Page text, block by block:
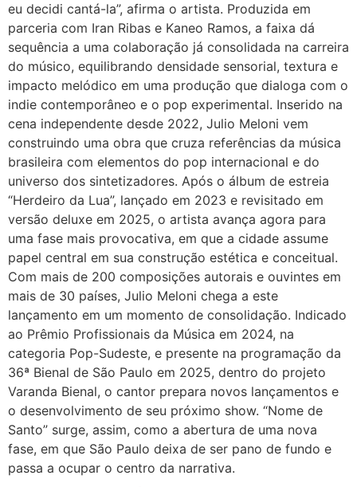
eu decidi cantá-la”, afirma o artista. Produzida em
parceria com Iran Ribas e Kaneo Ramos, a faixa dá
sequência a uma colaboração já consolidada na carreira
do músico, equilibrando densidade sensorial, textura e
impacto melódico em uma produção que dialoga com o
indie contemporâneo e o pop experimental. Inserido na
cena independente desde 2022, Julio Meloni vem
construindo uma obra que cruza referências da música
brasileira com elementos do pop internacional e do
universo dos sintetizadores. Após o álbum de estreia
“Herdeiro da Lua”, lançado em 2023 e revisitado em
versão deluxe em 2025, o artista avança agora para
uma fase mais provocativa, em que a cidade assume
papel central em sua construção estética e conceitual.
Com mais de 200 composições autorais e ouvintes em
mais de 30 países, Julio Meloni chega a este
lançamento em um momento de consolidação. Indicado
ao Prêmio Profissionais da Música em 2024, na
categoria Pop-Sudeste, e presente na programação da
36ª Bienal de São Paulo em 2025, dentro do projeto
Varanda Bienal, o cantor prepara novos lançamentos e
o desenvolvimento de seu próximo show. “Nome de
Santo” surge, assim, como a abertura de uma nova
fase, em que São Paulo deixa de ser pano de fundo e
passa a ocupar o centro da narrativa.